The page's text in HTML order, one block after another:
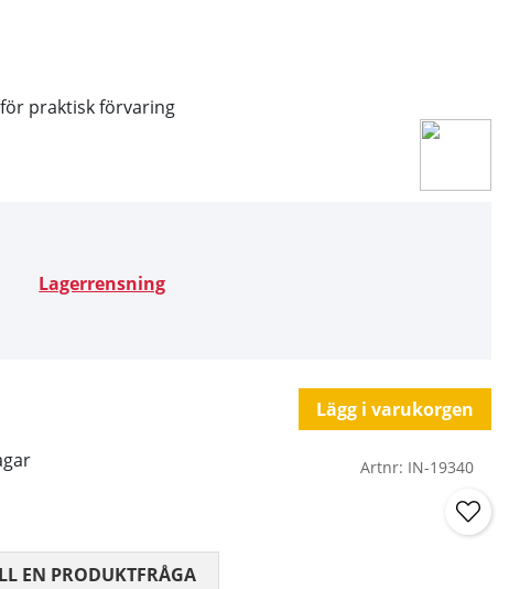
praktisk förvaring
Lagerrensning
Lägg i varukorgen
Artnr: IN-19340
0 AV 5 ANTAL BETYG 0
EN PRODUKTFRÅGA